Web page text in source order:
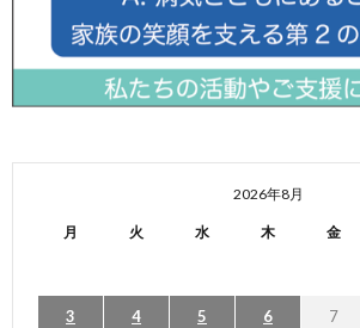
2026年8月
月 火 水 木 金
3 4 5 6 7